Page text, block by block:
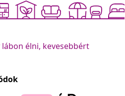
lábon élni, kevesebbért